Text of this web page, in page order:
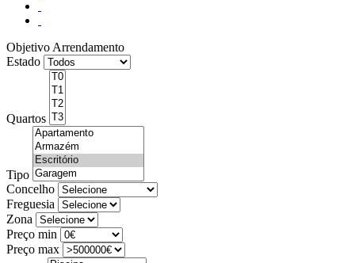
Objetivo Arrendamento
Estado
Quartos
Tipo
Concelho
Freguesia
Zona
Preço min
Preço max